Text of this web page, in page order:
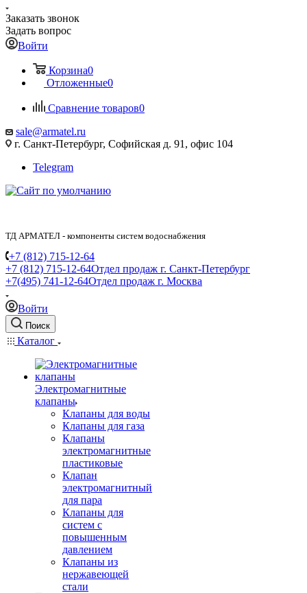
Заказать звонок
Задать вопрос
Войти
Корзина0
Отложенные0
Сравнение товаров0
sale@armatel.ru
г. Санкт-Петербург, Софийская д. 91, офис 104
Telegram
ТД АРМАТЕЛ - компоненты систем водоснабжения
+7 (812) 715-12-64
+7 (812) 715-12-64Отдел продаж г. Санкт-Петербург
+7(495) 741-12-64Отдел продаж г. Москва
Войти
Поиск
Каталог
Электромагнитные
клапаны
Клапаны для воды
Клапаны для газа
Клапаны
электромагнитные
пластиковые
Клапан
электромагнитный
для пара
Клапаны для
систем с
повышенным
давлением
Клапаны из
нержавеющей
стали